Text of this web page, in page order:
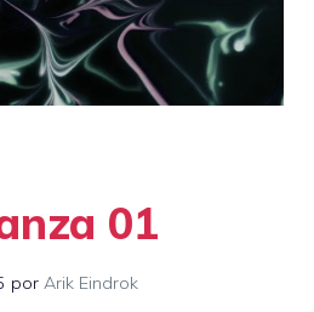
01
por Arik Eindrok